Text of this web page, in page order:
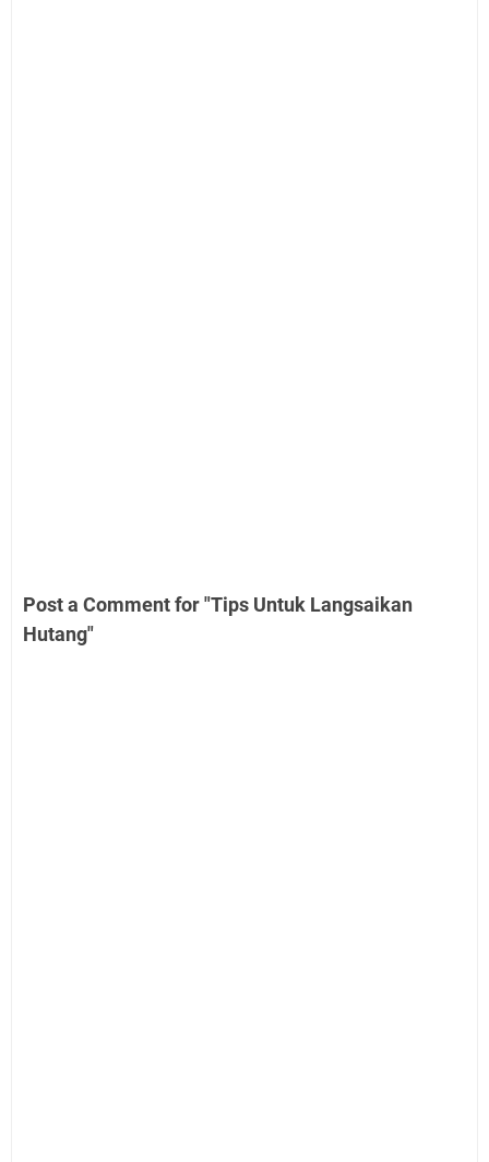
Post a Comment for "Tips Untuk Langsaikan
Hutang"